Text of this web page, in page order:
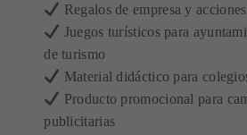
Regalos de empresa y
Juegos turísticos para
de turismo
Material didáctico para
Producto promocional para
publicitarias